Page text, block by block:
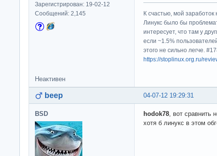
Зарегистрирован: 19-02-12
Сообщений: 2,145
К счастью, мой
Линукс было бы
интересует, что там у
если ~1.5%
этого не сильно легче.
https://stoplinux.org.ru/
Неактивен
04-07-12 19:29:31
beep
BSD hodok78 , вот сравнить
хотя б линукс в этом